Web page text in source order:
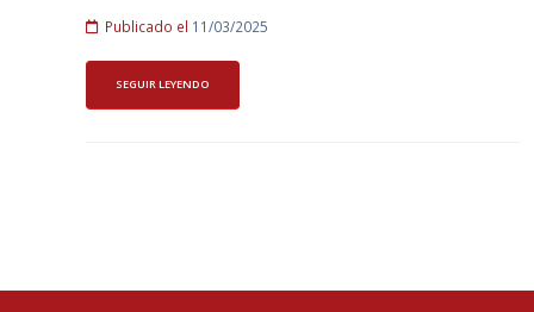
Publicado el 11/03/2025
SEGUIR LEYENDO